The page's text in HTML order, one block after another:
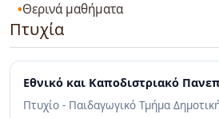
Θερινά μαθήματα
Πτυχία
Εθνικό και Καποδιστριακό
Πτυχίο - Παιδαγωγικό Τμήμα